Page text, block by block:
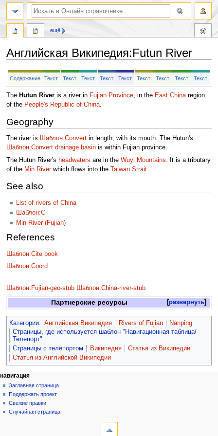
Английская Википедия:Futun River
Перейти
Перейти
Содержание Текст Текст Текст Текст Текст Текст Текст Текст Текст
The Hutun Riveris a river in Fujian Province, in the East Chinaregion
of the People's Republic of China.
Geography
The river is Шаблон:Convertin length, with its mouth. The Hutun's
Шаблон:Convert drainage basinis within Fujian province.
The Hutun River's headwaters are in the Wuyi Mountains . It is a tributary
of the Min Riverwhich flows into the Taiwan Strait.
See also
List of rivers of China
Шаблон:C
Min River (Fujian)
References
Шаблон:Cite book
Шаблон:Coord
Шаблон:Fujian-geo-stub Шаблон:China-river-stub
развернуть
Партнерские ресурсы
Категории: Английская Википедия Rivers of Fujian
Nanping
Страницы, где используется шаблон "Навигационная таблица/
Телепорт"
Страницы с телепортом
Википедия
Статья из Википедии
Статья из Английской Википедии
ещё
навигация
Заглавная страница
Поддержать проект
Свежие правки
Случайная страница